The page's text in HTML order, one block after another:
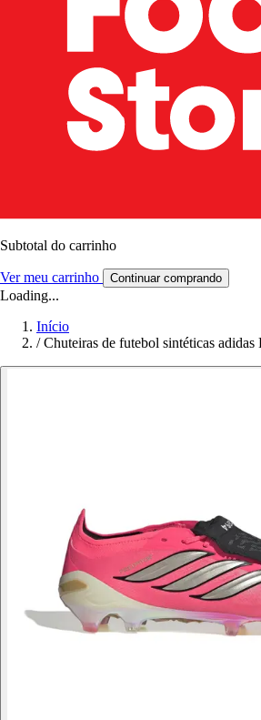
Subtotal do carrinho
Ver meu carrinho Continuar comprando
Loading...
Início
/ Chuteiras de futebol sintéticas